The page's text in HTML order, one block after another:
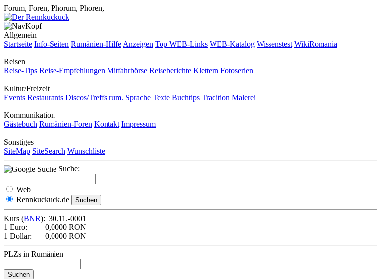
Forum, Foren, Phorum, Phoren,
Allgemein
Startseite Info-Seiten Rumänien-Hilfe Anzeigen Top WEB-Links WEB-Katalog Wissenstest WikiRomania
Reisen
Reise-Tips Reise-Empfehlungen Mitfahrbörse Reiseberichte Klettern Fotoserien
Kultur/Freizeit
Events Restaurants Discos/Treffs rum. Sprache Texte Buchtips Tradition Malerei
Kommunikation
Gästebuch Rumänien-Foren Kontakt Impressum
Sonstiges
SiteMap SiteSearch Wunschliste
Suche:
Web
Rennkuckuck.de
Kurs (BNR): 30.11.-0001
1 Euro:
0,0000 RON
1 Dollar:
0,0000 RON
PLZs in Rumänien